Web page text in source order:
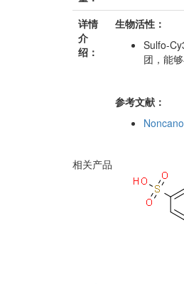
详情
介
绍：
生物活性：
Sulfo-
团，能
参考文献：
相关产品